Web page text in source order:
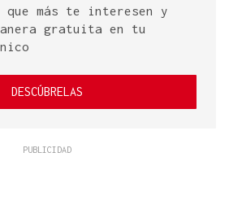
que más te interesen y
gratuita en tu
DESCÚBRELAS